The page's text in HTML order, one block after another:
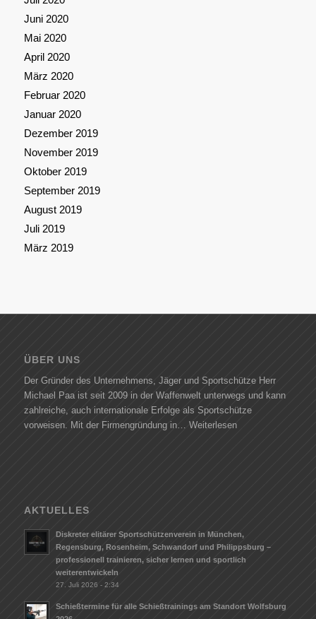
Juni 2020
Mai 2020
April 2020
März 2020
Februar 2020
Januar 2020
Dezember 2019
November 2019
Oktober 2019
September 2019
August 2019
Juli 2019
März 2019
ÜBER UNS
Der Gründer des Unternehmens, Jäger und Sportschütze Herr
Michael Paa ist seit 2009 in der Waffenwelt unterwegs und kann
zahlreiche, auch internationale Erfolge als Sportschütze
vorweisen. Mit der Firmengründung in… Weiterlesen
AKTUELLES
Diskreter elitärer Sportschützenverein in München,
Regensburg, Rosenheim, Schwandorf und Philippsburg –
professionell trainieren, sicher lernen und sportlich
weiterentwickeln
27. Juli 2026 - 2:34
Schießtermine für alle Schießtrainings am Standort Wolfsburg